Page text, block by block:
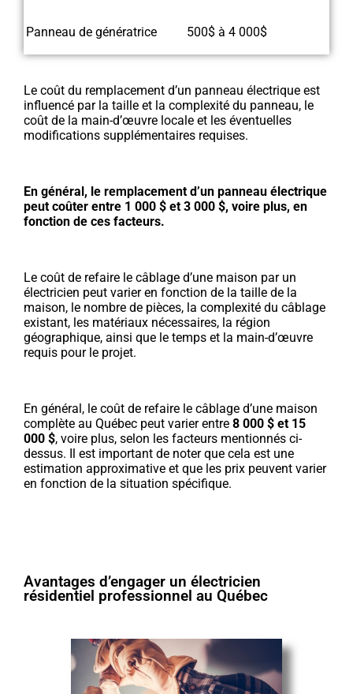
Panneau de génératrice 500$ à 4 000$
Le coût du remplacement d’un panneau électrique est
influencé par la taille et la complexité du panneau, le
coût de la main-d’œuvre locale et les éventuelles
modifications supplémentaires requises.
En général, le remplacement d’un panneau électrique
peut coûter entre 1 000 $ et 3 000 $, voire plus, en
fonction de ces facteurs.
Le coût de refaire le câblage d’une maison par un
électricien peut varier en fonction de la taille de la
maison, le nombre de pièces, la complexité du câblage
existant, les matériaux nécessaires, la région
géographique, ainsi que le temps et la main-d’œuvre
requis pour le projet.
En général, le coût de refaire le câblage d’une maison
complète au Québec peut varier entre 8 000 $ et 15
000 $, voire plus, selon les facteurs mentionnés ci-
dessus. Il est important de noter que cela est une
estimation approximative et que les prix peuvent varier
en fonction de la situation spécifique.
Avantages d’engager un électricien
résidentiel professionnel au Québec